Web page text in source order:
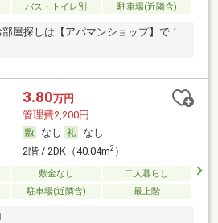
バス・トイレ別 駐車場(近隣含)
屋探しは【アパマンショップ】で！
3.80万円
管理費2,200円
なし
なし
2階 / 2DK（40.04m2）
敷金なし
二人暮らし
駐車場(近隣含) 最上階